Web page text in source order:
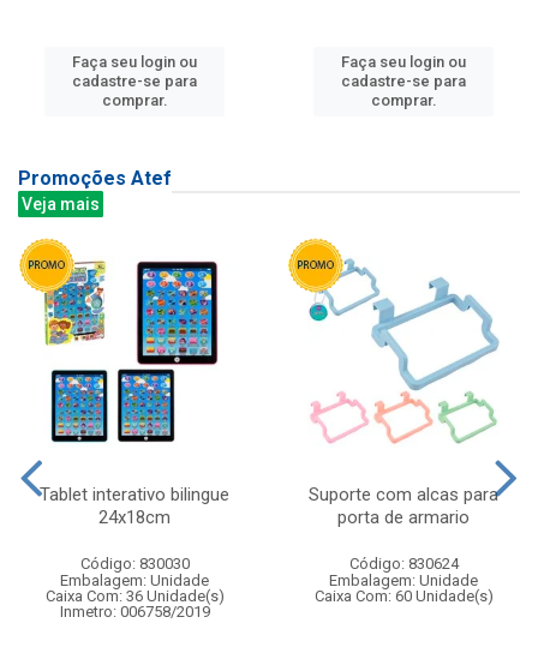
Faça seu login ou
cadastre-se para
comprar.
Faça seu login ou
cadastre-se para
comprar.
Promoções Atef
Veja mais
Tablet interativo bilingue
24x18cm
Código: 830030
Embalagem: Unidade
Caixa Com: 36 Unidade(s)
Inmetro: 006758/2019
Suporte com alcas para
porta de armario
Código: 830624
Embalagem: Unidade
Caixa Com: 60 Unidade(s)